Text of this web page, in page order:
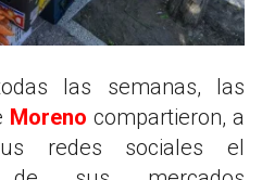
Moreno compartieron, a
redes sociales el